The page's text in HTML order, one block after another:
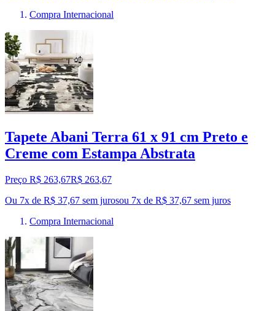
Compra Internacional
Tapete Abani Terra 61 x 91 cm Preto e
Creme com Estampa Abstrata
Preço R$ 263,67R$ 263,67
Ou 7x de R$ 37,67 sem jurosou 7x de R$ 37,67 sem juros
Compra Internacional